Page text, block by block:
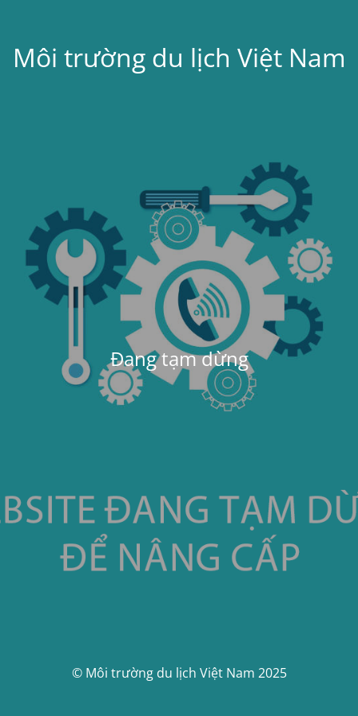
Môi trường du lịch Việt Nam
Đang tạm dừng
© Môi trường du lịch Việt Nam 2025